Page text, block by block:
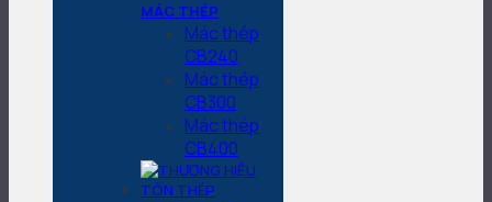
MÁC THÉP
Mác thép
CB240
Mác thép
CB300
Mác thép
CB400